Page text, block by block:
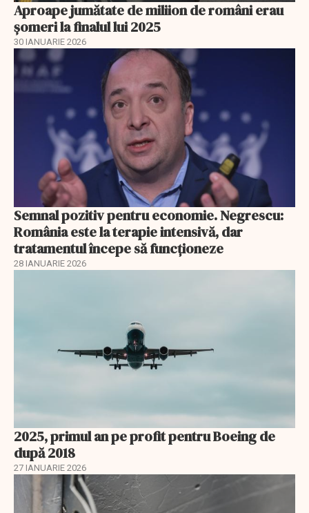
Aproape jumătate de miliion de români erau
șomeri la finalul lui 2025
30 IANUARIE 2026
Semnal pozitiv pentru economie. Negrescu:
România este la terapie intensivă, dar
tratamentul începe să funcționeze
28 IANUARIE 2026
2025, primul an pe profit pentru Boeing de
după 2018
27 IANUARIE 2026